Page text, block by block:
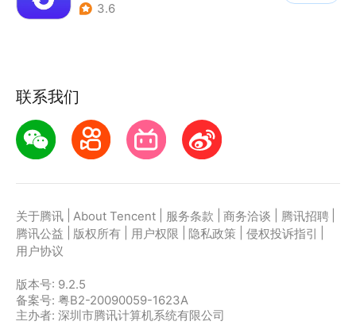
3.6
联系我们
关于腾讯 About Tencent 服务条款 商务洽谈 腾讯招聘
腾讯公益
版权所有 用户权限 隐私政策 侵权投诉指引
用户协议
版本号: 9.2.5
备案号: 粤B2-20090059-1623A
主办者: 深圳市腾讯计算机系统有限公司